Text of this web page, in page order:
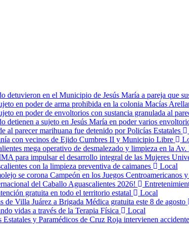
detuvieron en el Municipio de Jesús María a pareja que
en poder de arma prohibida en la colonia Macías
en poder de envoltorios con sustancia granulada al
detienen a sujeto en Jesús María en poder varios
al parecer marihuana fue detenido por Policías Estatales
con vecinos de Ejido Cumbres II y Municipio Libre
mega operativo de desmalezado y limpieza en la
para impulsar el desarrollo integral de las Mujeres
con la limpieza preventiva de caimanes
Local
se corona Campeón en los Juegos Centroamericanos
del Caballo Aguascalientes 2026!
gratuita en todo el territorio estatal
Local
de Villa Juárez a Brigada Médica gratuita este 8 de agosto
vidas a través de la Terapia Física
Local
y Paramédicos de Cruz Roja intervienen